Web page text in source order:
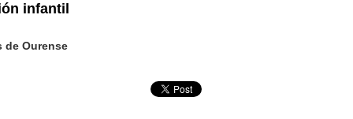
infantil
de Ourense